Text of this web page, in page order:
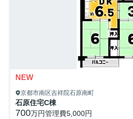
NEW
京都市南区吉祥院石原南町
石原住宅C棟
700万円管理費5,000円